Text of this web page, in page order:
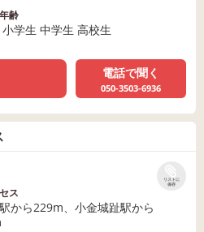
齢
学生 中学生 高校生
電話で聞く
050-3503-6936
リストに
保存
ス
から229m、小金城趾駅から